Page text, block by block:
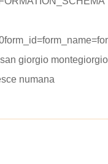
giorgio
numana